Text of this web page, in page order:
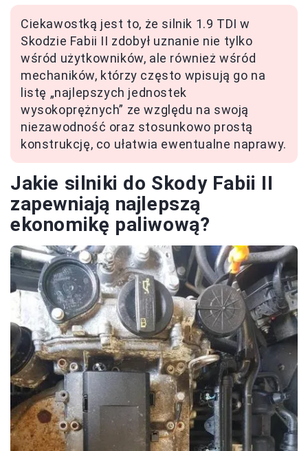
Ciekawostką jest to, że silnik 1.9 TDI w
Skodzie Fabii II zdobył uznanie nie tylko
wśród użytkowników, ale również wśród
mechaników, którzy często wpisują go na
listę „najlepszych jednostek
wysokoprężnych” ze względu na swoją
niezawodność oraz stosunkowo prostą
konstrukcję, co ułatwia ewentualne naprawy.
Jakie silniki do Skody Fabii II
zapewniają najlepszą
ekonomikę paliwową?